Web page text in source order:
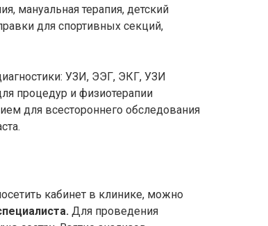
мануальная терапия, детский
для спортивных секций,
УЗИ, ЭЭГ, ЭКГ, УЗИ
процедур и физиотерапии
для всестороннего обследования
кабинет в клинике, можно
Для проведения